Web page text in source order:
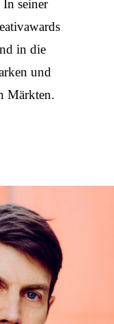
seiner
in die
und
Märkten.